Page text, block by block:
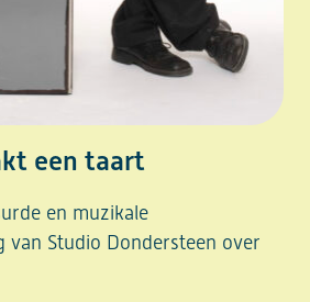
een taart
en muzikale
van Studio Dondersteen over